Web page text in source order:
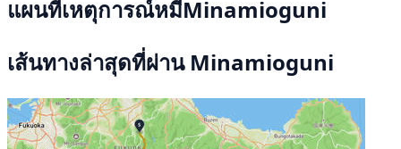
แผนที่เหตุการณ์หมีMinamioguni
เส้นทางล่าสุดที่ผ่าน Minamioguni